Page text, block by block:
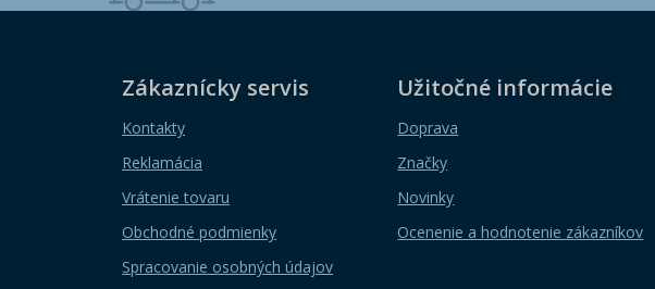
Zákaznícky servis
Kontakty
Reklamácia
Vrátenie tovaru
Obchodné podmienky
Spracovanie osobných údajov
Užitočné informácie
Doprava
Značky
Novinky
Ocenenie a hodnotenie zákazníkov